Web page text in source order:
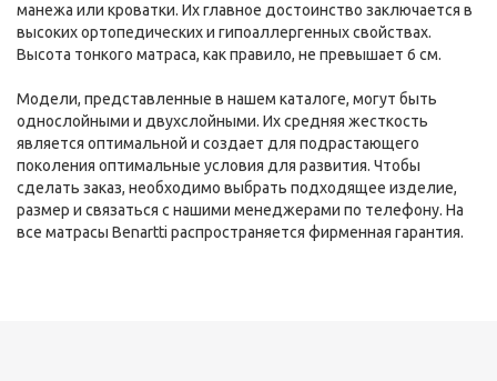
манежа или кроватки. Их главное достоинство заключается в
высоких ортопедических и гипоаллергенных свойствах.
Высота тонкого матраса, как правило, не превышает 6 см.
Модели, представленные в нашем каталоге, могут быть
однослойными и двухслойными. Их средняя жесткость
является оптимальной и создает для подрастающего
поколения оптимальные условия для развития. Чтобы
сделать заказ, необходимо выбрать подходящее изделие,
размер и связаться с нашими менеджерами по телефону. На
все матрасы Benartti распространяется фирменная гарантия.